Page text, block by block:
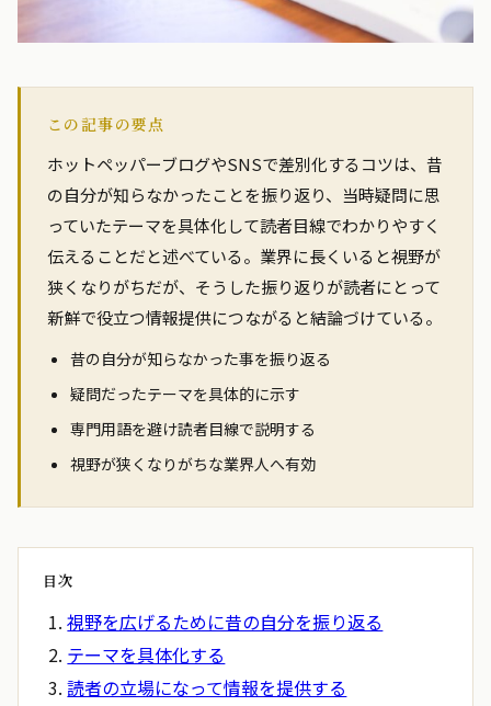
この記事の要点
ホットペッパーブログやSNSで差別化するコツは、昔
の自分が知らなかったことを振り返り、当時疑問に思
っていたテーマを具体化して読者目線でわかりやすく
伝えることだと述べている。業界に長くいると視野が
狭くなりがちだが、そうした振り返りが読者にとって
新鮮で役立つ情報提供につながると結論づけている。
昔の自分が知らなかった事を振り返る
疑問だったテーマを具体的に示す
専門用語を避け読者目線で説明する
視野が狭くなりがちな業界人へ有効
目次
視野を広げるために昔の自分を振り返る
テーマを具体化する
読者の立場になって情報を提供する